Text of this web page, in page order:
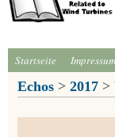
Startseite Impressum
Echos > 2017 >